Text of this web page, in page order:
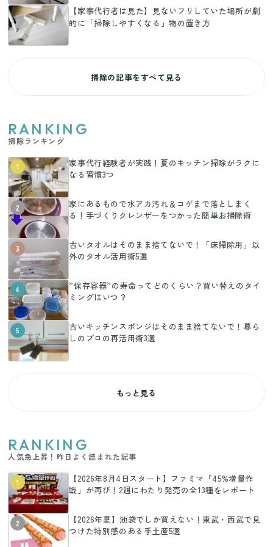
【家事代行者は見た】見ないフリしていた場所が劇
的に「掃除しやすくなる」物の置き方
掃除の記事をすべて見る
RANKING
掃除ランキング
1
家事代行経験者が実践！夏のキッチン掃除がラクに
なる習慣3つ
2
家にあるもので水アカ汚れ＆コゲまで落としまく
る！手づくりクレンザーをつかった簡単お掃除術
3
古いタオルはそのまま捨てないで！「床掃除用」以
外のタオル活用術5選
4
”保存容器”の寿命ってどのくらい？買い替えのタイ
ミングはいつ？
5
古いキッチンスポンジはそのまま捨てないで！暮ら
しのプロの再活用術3選
もっと見る
RANKING
人気急上昇！昨日よく読まれた記事
1
【2026年8月4日スタート】ファミマ「45%増量作
戦」が再び！2週にわたり発売の全13種をレポート
2
【2026年夏】池袋でしか買えない！東武・西武で見
つけた特別感のある手土産5選